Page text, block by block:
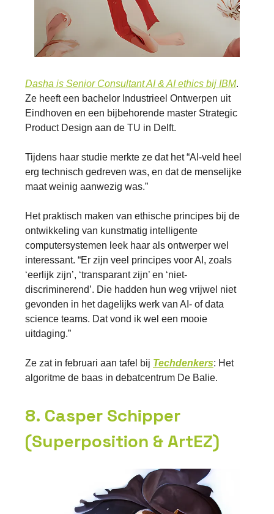
Dasha is Senior Consultant AI & AI ethics bij IBM.
Ze heeft een bachelor Industrieel Ontwerpen uit
Eindhoven en een bijbehorende master Strategic
Product Design aan de TU in Delft.
Tijdens haar studie merkte ze dat het “AI-veld heel
erg technisch gedreven was, en dat de menselijke
maat weinig aanwezig was.”
Het praktisch maken van ethische principes bij de
ontwikkeling van kunstmatig intelligente
computersystemen leek haar als ontwerper wel
interessant. “Er zijn veel principes voor AI, zoals
‘eerlijk zijn’, ‘transparant zijn’ en ‘niet-
discriminerend’. Die hadden hun weg vrijwel niet
gevonden in het dagelijks werk van AI- of data
science teams. Dat vond ik wel een mooie
uitdaging.”
Ze zat in februari aan tafel bij Techdenkers: Het
algoritme de baas in debatcentrum De Balie.
8. Casper Schipper
(Superposition & ArtEZ)